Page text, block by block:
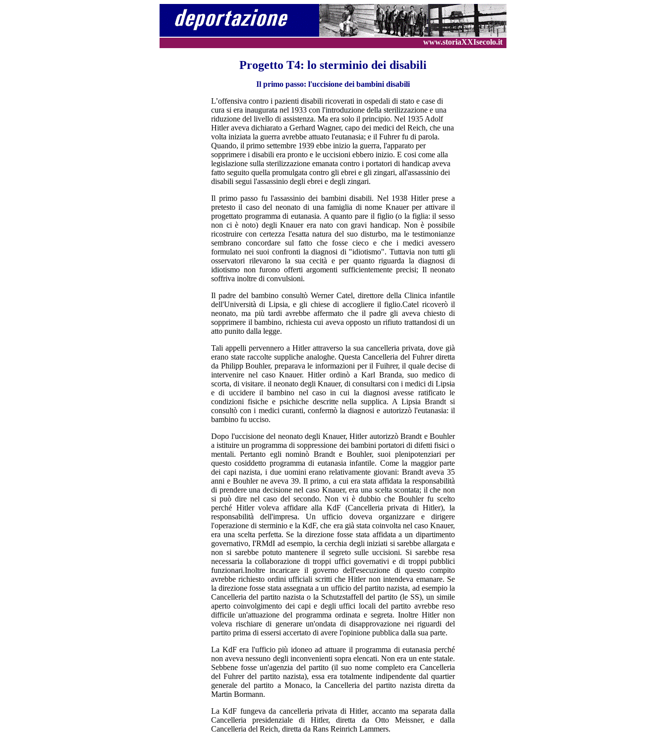
www.storiaXXIsecolo.it
Progetto T4: lo sterminio dei disabili
Il primo passo: l'uccisione dei bambini disabili
L’offensiva contro i pazienti disabili ricoverati in ospedali di stato e case di
cura si era inaugurata nel 1933 con l'introduzione della sterilizzazione e una
riduzione del livello di assistenza. Ma era solo il principio. Nel 1935 Adolf
Hitler aveva dichiarato a Gerhard Wagner, capo dei medici del Reich, che una
volta iniziata la guerra avrebbe attuato l'eutanasia; e il Fuhrer fu di parola.
Quando, il primo settembre 1939 ebbe inizio la guerra, l'apparato per
sopprimere i disabili era pronto e le uccisioni ebbero inizio. E cosi come alla
legislazione sulla sterilizzazione emanata contro i portatori di handicap aveva
fatto seguito quella promulgata contro gli ebrei e gli zingari, all'assassinio dei
disabili segui l'assassinio degli ebrei e degli zingari.
Il primo passo fu l'assassinio dei bambini disabili. Nel 1938 Hitler prese a
pretesto il caso del neonato di una famiglia di nome Knauer per attivare il
progettato programma di eutanasia. A quanto pare il figlio (o la figlia: il sesso
non ci è noto) degli Knauer era nato con gravi handicap. Non è possibile
ricostruire con certezza l'esatta natura del suo disturbo, ma le testimonianze
sembrano concordare sul fatto che fosse cieco e che i medici avessero
formulato nei suoi confronti la diagnosi di "idiotismo". Tuttavia non tutti gli
osservatori rilevarono la sua cecità e per quanto riguarda la diagnosi di
idiotismo non furono offerti argomenti sufficientemente precisi; Il neonato
soffriva inoltre di convulsioni.
Il padre del bambino consultò Werner Catel, direttore della Clinica infantile
dell'Università di Lipsia, e gli chiese di accogliere il figlio.Catel ricoverò il
neonato, ma più tardi avrebbe affermato che il padre gli aveva chiesto di
sopprimere il bambino, richiesta cui aveva opposto un rifiuto trattandosi di un
atto punito dalla legge.
Tali appelli pervennero a Hitler attraverso la sua cancelleria privata, dove già
erano state raccolte suppliche analoghe. Questa Cancelleria del Fuhrer diretta
da Philipp Bouhler, preparava le informazioni per il Fuihrer, il quale decise di
intervenire nel caso Knauer. Hitler ordinò a Karl Branda, suo medico di
scorta, di visitare. il neonato degli Knauer, di consultarsi con i medici di Lipsia
e di uccidere il bambino nel caso in cui la diagnosi avesse ratificato le
condizioni fisiche e psichiche descritte nella supplica. A Lipsia Brandt si
consultò con i medici curanti, confermò la diagnosi e autorizzò l'eutanasia: il
bambino fu ucciso.
Dopo l'uccisione del neonato degli Knauer, Hitler autorizzò Brandt e Bouhler
a istituire un programma di soppressione dei bambini portatori di difetti fisici o
mentali. Pertanto egli nominò Brandt e Bouhler, suoi plenipotenziari per
questo cosiddetto programma di eutanasia infantile. Come la maggior parte
dei capi nazista, i due uomini erano relativamente giovani: Brandt aveva 35
anni e Bouhler ne aveva 39. Il primo, a cui era stata affidata la responsabilità
di prendere una decisione nel caso Knauer, era una scelta scontata; il che non
si può dire nel caso del secondo. Non vi è dubbio che Bouhler fu scelto
perché Hitler voleva affidare alla KdF (Cancelleria privata di Hitler), la
responsabilità dell'impresa. Un ufficio doveva organizzare e dirigere
l'operazione di sterminio e la KdF, che era già stata coinvolta nel caso Knauer,
era una scelta perfetta. Se la direzione fosse stata affidata a un dipartimento
governativo, I'RMdI ad esempio, la cerchia degli iniziati si sarebbe allargata e
non si sarebbe potuto mantenere il segreto sulle uccisioni. Si sarebbe resa
necessaria la collaborazione di troppi uffici governativi e di troppi pubblici
funzionari.Inoltre incaricare il governo dell'esecuzione di questo compito
avrebbe richiesto ordini ufficiali scritti che Hitler non intendeva emanare. Se
la direzione fosse stata assegnata a un ufficio del partito nazista, ad esempio la
Cancelleria del partito nazista o la Schutzstaffell del partito (le SS), un simile
aperto coinvolgimento dei capi e degli uffici locali del partito avrebbe reso
difficile un'attuazione del programma ordinata e segreta. Inoltre Hitler non
voleva rischiare di generare un'ondata di disapprovazione nei riguardi del
partito prima di essersi accertato di avere l'opinione pubblica dalla sua parte.
La KdF era l'ufficio più idoneo ad attuare il programma di eutanasia perché
non aveva nessuno degli inconvenienti sopra elencati. Non era un ente statale.
Sebbene fosse un'agenzia del partito (il suo nome completo era Cancelleria
del Fuhrer del partito nazista), essa era totalmente indipendente dal quartier
generale del partito a Monaco, la Cancelleria del partito nazista diretta da
Martin Bormann.
La KdF fungeva da cancelleria privata di Hitler, accanto ma separata dalla
Cancelleria presidenziale di Hitler, diretta da Otto Meissner, e dalla
Cancelleria del Reich, diretta da Rans Reinrich Lammers.